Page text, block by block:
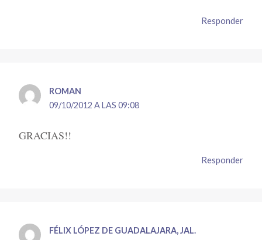
Responder
ROMAN
09/10/2012 A LAS 09:08
GRACIAS!!
Responder
FÉLIX LÓPEZ DE GUADALAJARA, JAL.